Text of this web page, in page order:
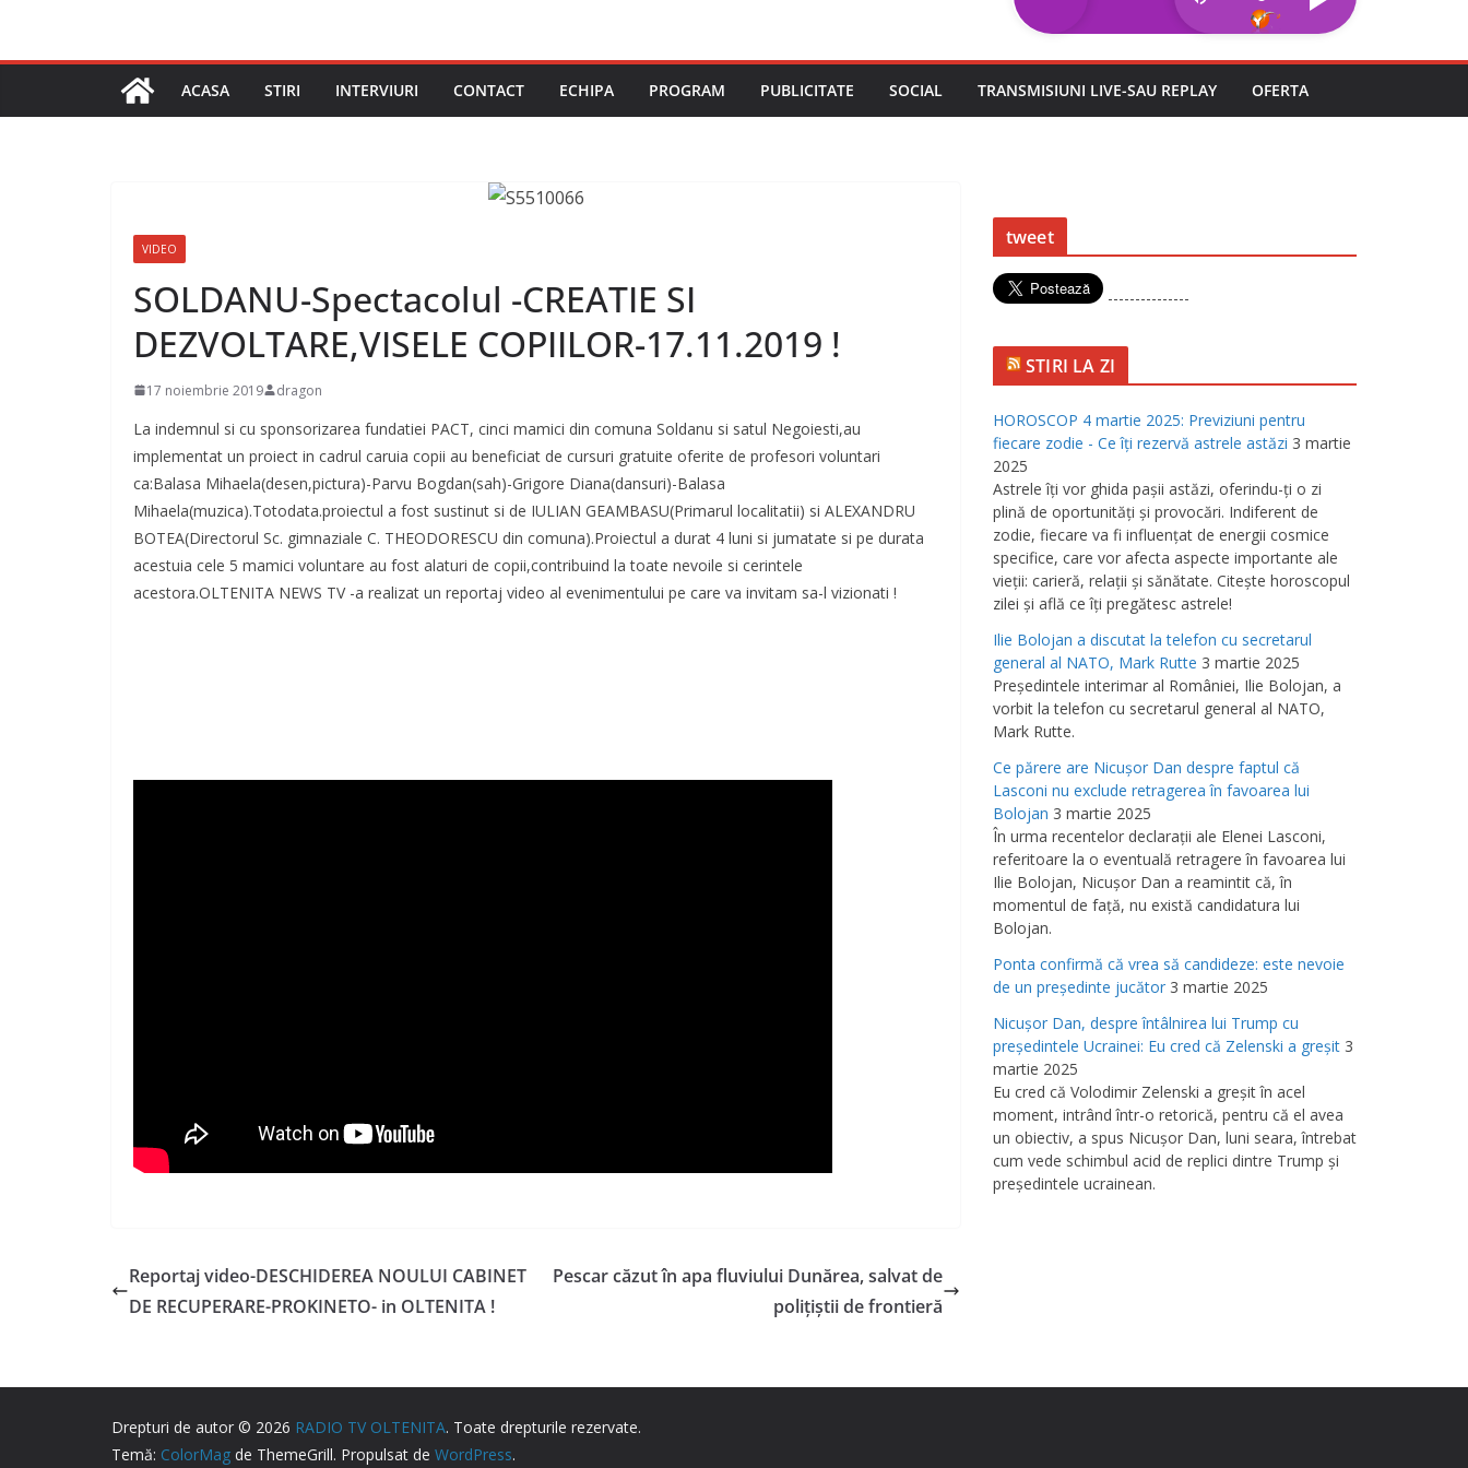
ACASA STIRI INTERVIURI CONTACT ECHIPA PROGRAM PUBLICITATE SOCIAL TRANSMISIUNI LIVE-SAU REPLAY OFERTA
VIDEO
SOLDANU-Spectacolul -CREATIE SI
DEZVOLTARE,VISELE COPIILOR-17.11.2019 !
17 noiembrie 2019 dragon
La indemnul si cu sponsorizarea fundatiei PACT, cinci mamici din comuna Soldanu si satul Negoiesti,au
implementat un proiect in cadrul caruia copii au beneficiat de cursuri gratuite oferite de profesori voluntari
ca:Balasa Mihaela(desen,pictura)-Parvu Bogdan(sah)-Grigore Diana(dansuri)-Balasa
Mihaela(muzica).Totodata.proiectul a fost sustinut si de IULIAN GEAMBASU(Primarul localitatii) si ALEXANDRU
BOTEA(Directorul Sc. gimnaziale C. THEODORESCU din comuna).Proiectul a durat 4 luni si jumatate si pe durata
acestuia cele 5 mamici voluntare au fost alaturi de copii,contribuind la toate nevoile si cerintele
acestora.OLTENITA NEWS TV -a realizat un reportaj video al evenimentului pe care va invitam sa-l vizionati !
Reportaj video-DESCHIDEREA NOULUI CABINET
DE RECUPERARE-PROKINETO- in OLTENITA !
Pescar căzut în apa fluviului Dunărea, salvat de
poliţiştii de frontieră
tweet
---------------
STIRI LA ZI
HOROSCOP 4 martie 2025: Previziuni pentru
fiecare zodie - Ce îţi rezervă astrele astăzi 3 martie
2025
Astrele îţi vor ghida paşii astăzi, oferindu-ţi o zi
plină de oportunităţi şi provocări. Indiferent de
zodie, fiecare va fi influenţat de energii cosmice
specifice, care vor afecta aspecte importante ale
vieţii: carieră, relaţii şi sănătate. Citeşte horoscopul
zilei şi află ce îţi pregătesc astrele!
Ilie Bolojan a discutat la telefon cu secretarul
general al NATO, Mark Rutte 3 martie 2025
Preşedintele interimar al României, Ilie Bolojan, a
vorbit la telefon cu secretarul general al NATO,
Mark Rutte.
Ce părere are Nicuşor Dan despre faptul că
Lasconi nu exclude retragerea în favoarea lui
Bolojan 3 martie 2025
În urma recentelor declaraţii ale Elenei Lasconi,
referitoare la o eventuală retragere în favoarea lui
Ilie Bolojan, Nicuşor Dan a reamintit că, în
momentul de faţă, nu există candidatura lui
Bolojan.
Ponta confirmă că vrea să candideze: este nevoie
de un preşedinte jucător 3 martie 2025
Nicuşor Dan, despre întâlnirea lui Trump cu
preşedintele Ucrainei: Eu cred că Zelenski a greşit 3
martie 2025
Eu cred că Volodimir Zelenski a greşit în acel
moment, intrând într-o retorică, pentru că el avea
un obiectiv, a spus Nicuşor Dan, luni seara, întrebat
cum vede schimbul acid de replici dintre Trump şi
preşedintele ucrainean.
Drepturi de autor © 2026 RADIO TV OLTENITA. Toate drepturile rezervate.
Temă: ColorMag de ThemeGrill. Propulsat de WordPress.